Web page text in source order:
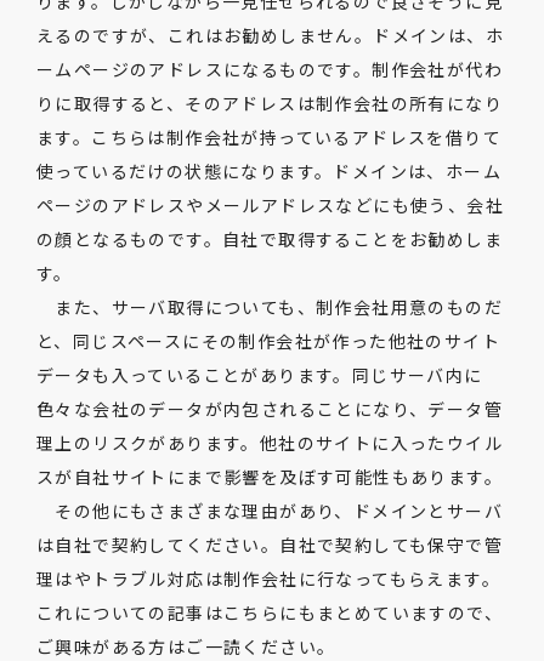
えるのですが、これはお勧めしません。ドメインは、ホ
ームページのアドレスになるものです。制作会社が代わ
りに取得すると、そのアドレスは制作会社の所有になり
ます。こちらは制作会社が持っているアドレスを借りて
使っているだけの状態になります。ドメインは、ホーム
ページのアドレスやメールアドレスなどにも使う、会社
の顔となるものです。自社で取得することをお勧めしま
す。
また、サーバ取得についても、制作会社用意のものだ
と、同じスペースにその制作会社が作った他社のサイト
データも入っていることがあります。同じサーバ内に
色々な会社のデータが内包されることになり、データ管
理上のリスクがあります。他社のサイトに入ったウイル
スが自社サイトにまで影響を及ぼす可能性もあります。
その他にもさまざまな理由があり、ドメインとサーバ
は自社で契約してください。自社で契約しても保守で管
理はやトラブル対応は制作会社に行なってもらえます。
これについての記事はこちらにもまとめていますので、
ご興味がある方はご一読ください。